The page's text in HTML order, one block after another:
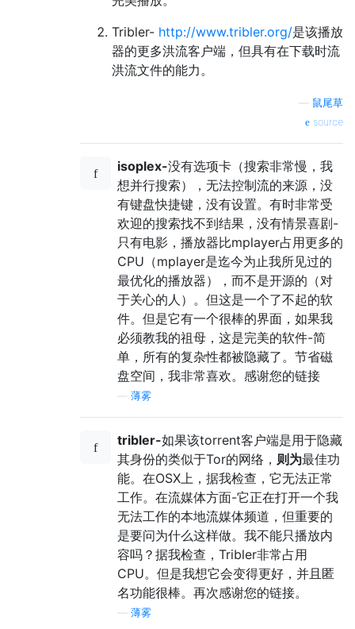
Tribler- http://www.tribler.org/是该播放
器的更多洪流客户端，但具有在下载时流
洪流文件的能力。
鼠尾草
source
isoplex-没有选项卡（搜索非常慢，我
想并行搜索），无法控制流的来源，没
有键盘快捷键，没有设置。有时非常受
欢迎的搜索找不到结果，没有情景喜剧-
只有电影，播放器比mplayer占用更多的
CPU（mplayer是迄今为止我所见过的
最优化的播放器），而不是开源的（对
于关心的人）。但这是一个了不起的软
件。但是它有一个很棒的界面，如果我
必须教我的祖母，这是完美的软件-简
单，所有的复杂性都被隐藏了。节省磁
盘空间，我非常喜欢。感谢您的链接
薄雾
tribler-如果该torrent客户端是用于隐藏
其身份的类似于Tor的网络， 则为最佳功
能。在OSX上，据我检查，它无法正常
工作。在流媒体方面-它正在打开一个我
无法工作的本地流媒体频道，但重要的
是要问为什么这样做。我不能只播放内
容吗？据我检查，Tribler非常占用
CPU。但是我想它会变得更好，并且匿
名功能很棒。再次感谢您的链接。
薄雾